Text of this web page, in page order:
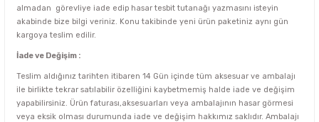
almadan görevliye iade edip hasar tesbit tutanağı yazmasını isteyin
akabinde bize bilgi veriniz. Konu takibinde yeni ürün paketiniz aynı gün
kargoya teslim edilir.
İade ve Değişim :
Teslim aldığınız tarihten itibaren 14 Gün içinde tüm aksesuar ve ambalajı
ile birlikte tekrar satılabilir özelliğini kaybetmemiş halde iade ve değişim
yapabilirsiniz. Ürün faturası,aksesuarları veya ambalajının hasar görmesi
veya eksik olması durumunda iade ve değişim hakkımız saklıdır. Ambalajı